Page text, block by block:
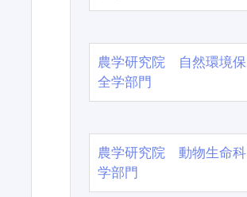
農学研究院 自然環境保
全学部門
農学研究院 動物生命科
学部門